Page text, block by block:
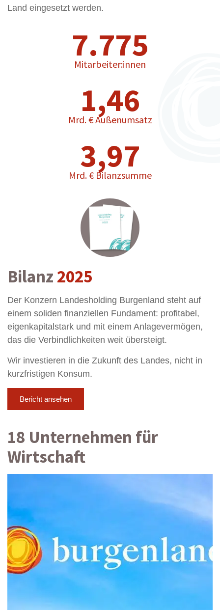
Land eingesetzt werden.
7.775
Mitarbeiter:innen
1,46
Mrd. € Außenumsatz
3,97
Mrd. € Bilanzsumme
Bilanz 2025
Der Konzern Landesholding Burgenland steht auf
einem soliden finanziellen Fundament: profitabel,
eigenkapitalstark und mit einem Anlagevermögen,
das die Verbindlichkeiten weit übersteigt.
Wir investieren in die Zukunft des Landes, nicht in
kurzfristigen Konsum.
Bericht ansehen
18 Unternehmen für
Wirtschaft